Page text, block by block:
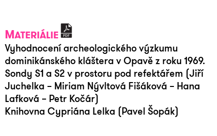
MATERIÁLIE
Vyhodnocení archeologického výzkumu
dominikánského kláštera v Opavě z roku 1969.
Sondy S1 a S2 v prostoru pod refektářem (Jiří
Juchelka – Miriam Nývltová Fišáková – Hana
Lafková – Petr Kočár)
Knihovna Cypriána Lelka (Pavel Šopák)